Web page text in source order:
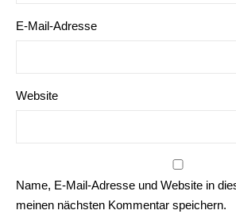
E-Mail-Adresse
Website
Name, E-Mail-Adresse und Website in
meinen nächsten Kommentar speichern.